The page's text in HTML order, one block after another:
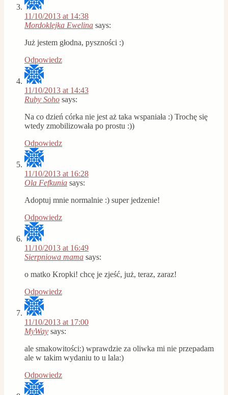
11/10/2013 at 14:38
Mordoklejka Ewelina says:
Już jestem głodna, pyszności :)
Odpowiedz
11/10/2013 at 14:43
Ruby Soho says:
Na co dzień córka nie jest aż taka wspaniała :) Trochę się
wtedy zmobilizowała po prostu :))
Odpowiedz
11/10/2013 at 16:28
Ola Fefkunia says:
Adoptuj mnie normalnie :) super jedzenie!
Odpowiedz
11/10/2013 at 16:49
Sierpniowa mama says:
o matko Kropki! chcę je zjeść, już, teraz, zaraz!
Odpowiedz
11/10/2013 at 17:00
MyWay says:
ale smakowitości:) wprawdzie za oliwka mi nie przepadam
ale w takim wydaniu to u lala:)
Odpowiedz